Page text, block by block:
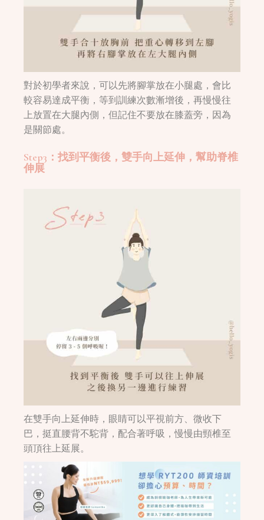
對於初學者來說，可以先將腳掌放在小腿處，會比
較容易達成平衡，等到訓練次數漸增後，再慢慢往
上放置在大腿內側，但記住不要放在膝蓋旁，因為
是關節處。
Step3：找到平衡後，雙手向上延伸，幫助脊椎
伸展
在雙手向上延伸時，眼睛可以平視前方、微收下
巴，挺直腰背不駝背，配合著呼吸，慢慢由頸椎至
頭頂往上延展。